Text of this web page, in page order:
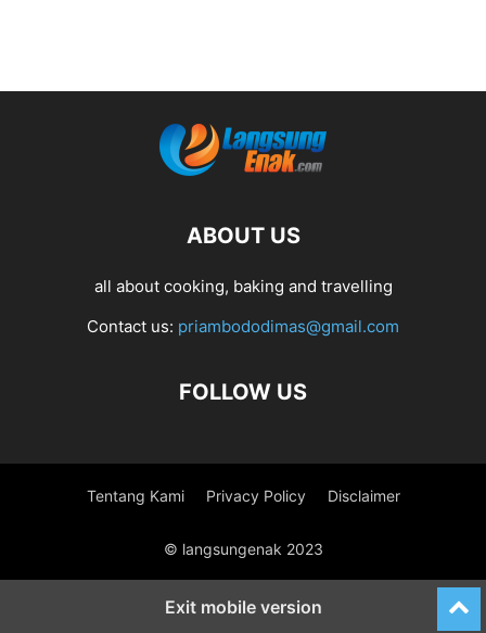
ABOUT US
all about cooking, baking and travelling
Contact us: priambododimas@gmail.com
FOLLOW US
Tentang Kami Privacy Policy Disclaimer
© langsungenak 2023
Exit mobile version